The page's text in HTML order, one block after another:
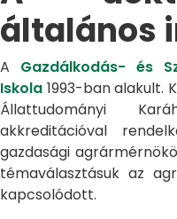
általános
A Gazdálkodás- és
Iskola 1993-ban alakult.
Állattudományi
akkreditációval
gazdasági
témaválasztásuk az
kapcsolódott.